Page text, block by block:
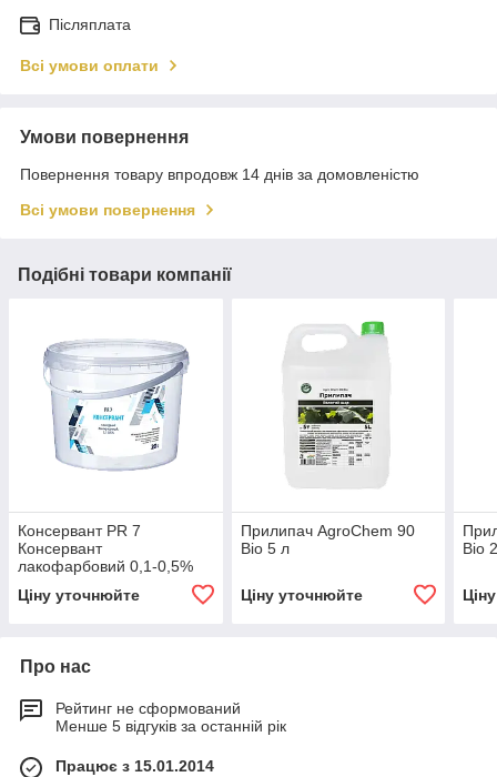
Післяплата
Всі умови оплати
Умови повернення
Повернення товару впродовж 14 днів за домовленістю
Всі умови повернення
Подібні товари компанії
Консервант PR 7
Консервант
лакофарбовий 0,1-0,5%
Ціну уточнюйте
Прилипач AgroChem 90
Bio 5 л
Ціну уточнюйте
Bio
Про нас
Рейтинг не сформований
Менше 5 відгуків за останній рік
Працює з 15.01.2014